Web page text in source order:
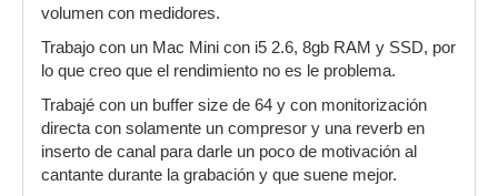
volumen con medidores.
Trabajo con un Mac Mini con i5 2.6, 8gb RAM y SSD, por
lo que creo que el rendimiento no es le problema.
Trabajé con un buffer size de 64 y con monitorización
directa con solamente un compresor y una reverb en
inserto de canal para darle un poco de motivación al
cantante durante la grabación y que suene mejor.